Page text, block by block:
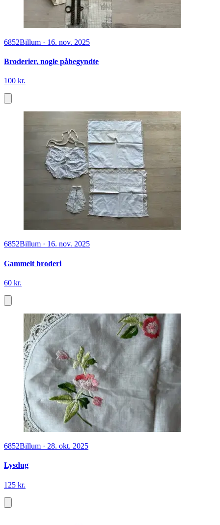
6852Billum · 16. nov. 2025
Broderier, nogle påbegyndte
100 kr.
6852Billum · 16. nov. 2025
Gammelt broderi
60 kr.
6852Billum · 28. okt. 2025
Lysdug
125 kr.